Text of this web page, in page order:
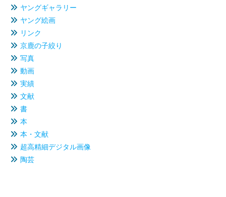
ヤングギャラリー
ヤング絵画
リンク
京鹿の子絞り
写真
動画
実績
文献
書
本
本・文献
超高精細デジタル画像
陶芸